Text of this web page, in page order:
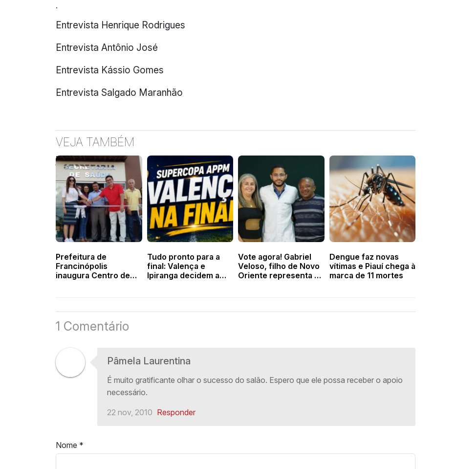
.
Entrevista Henrique Rodrigues
Entrevista Antônio José
Entrevista Kássio Gomes
Entrevista Salgado Maranhão
jordans
for
sale
lenti
progressive
VEJA TAMBÉM
Prefeitura de
Francinópolis
inaugura Centro de
Tudo pronto para a
final: Valença e
Ipiranga decidem a
Vote agora! Gabriel
Veloso, filho de Novo
Oriente representa o
Dengue faz novas
vítimas e Piauí chega à
marca de 11 mortes
1 Comentário
Pâmela Laurentina
É muito gratificante olhar o sucesso do salão. Espero que ele possa receber o apoio
necessário.
22 nov, 2010 Responder
Nome *